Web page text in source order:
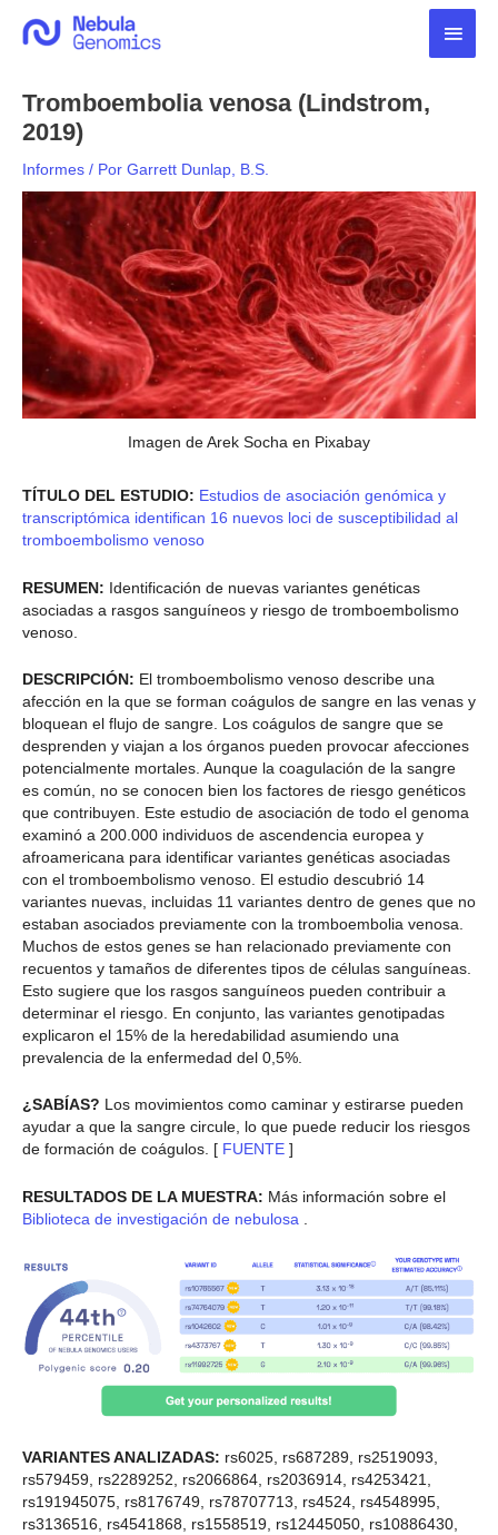
Tromboembolia venosa (Lindstrom,
2019)
Informes / Por Garrett Dunlap, B.S.
Imagen de Arek Socha en Pixabay
TÍTULO DEL ESTUDIO: Estudios de asociación genómica y
transcriptómica identifican 16 nuevos loci de susceptibilidad al
tromboembolismo venoso
RESUMEN: Identificación de nuevas variantes genéticas
asociadas a rasgos sanguíneos y riesgo de tromboembolismo
venoso.
DESCRIPCIÓN: El tromboembolismo venoso describe una
afección en la que se forman coágulos de sangre en las venas y
bloquean el flujo de sangre. Los coágulos de sangre que se
desprenden y viajan a los órganos pueden provocar afecciones
potencialmente mortales. Aunque la coagulación de la sangre
es común, no se conocen bien los factores de riesgo genéticos
que contribuyen. Este estudio de asociación de todo el genoma
examinó a 200.000 individuos de ascendencia europea y
afroamericana para identificar variantes genéticas asociadas
con el tromboembolismo venoso. El estudio descubrió 14
variantes nuevas, incluidas 11 variantes dentro de genes que no
estaban asociados previamente con la tromboembolia venosa.
Muchos de estos genes se han relacionado previamente con
recuentos y tamaños de diferentes tipos de células sanguíneas.
Esto sugiere que los rasgos sanguíneos pueden contribuir a
determinar el riesgo. En conjunto, las variantes genotipadas
explicaron el 15% de la heredabilidad asumiendo una
prevalencia de la enfermedad del 0,5%.
¿SABÍAS? Los movimientos como caminar y estirarse pueden
ayudar a que la sangre circule, lo que puede reducir los riesgos
de formación de coágulos. [ FUENTE ]
RESULTADOS DE LA MUESTRA: Más información sobre el
Biblioteca de investigación de nebulosa
VARIANTES ANALIZADAS: rs6025, rs687289, rs2519093,
rs579459, rs2289252, rs2066864, rs2036914, rs4253421,
rs191945075, rs8176749, rs78707713, rs4524, rs4548995,
rs3136516, rs4541868, rs1558519, rs12445050, rs10886430,